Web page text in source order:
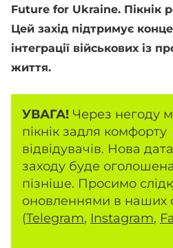
Future for Ukraine. Пікнік
Цей захід підтримує
інтеграції військових із
життя.
УВАГА! Через негоду
пікнік задля комфорту
відвідувачів. Нова
заходу буде оголошена
пізніше. Просимо
оновленнями в наших
(Telegram, Instagram,